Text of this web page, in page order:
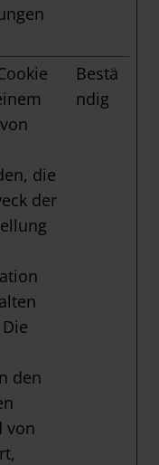
die
der
den
von
Bestä
ndig